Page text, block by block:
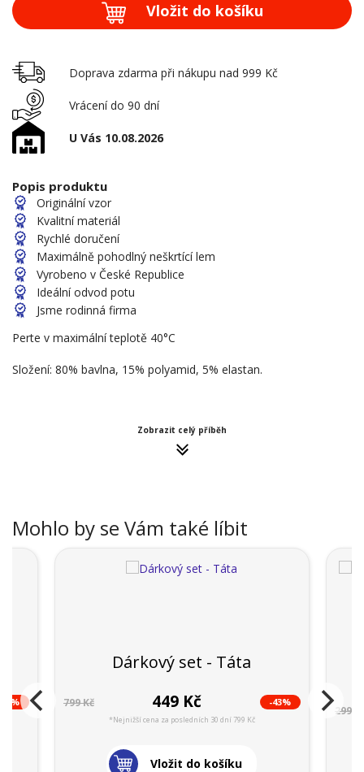
Vložit do košíku
Doprava zdarma při nákupu nad 999 Kč
Vrácení do 90 dní
U Vás 10.08.2026
Popis produktu
Originální vzor
Kvalitní materiál
Rychlé doručení
Maximálně pohodlný neškrtící lem
Vyrobeno v České Republice
Ideální odvod potu
Jsme rodinná firma
Perte v maximální teplotě 40°C
Složení: 80% bavlna, 15% polyamid, 5% elastan.
Zobrazit celý příběh
Mohlo by se Vám také líbit
Dárkový set - Táta
799 Kč 449 Kč -43%
*Nejnižší cena za posledních 30 dní 799 Kč
Vložit do košíku
299